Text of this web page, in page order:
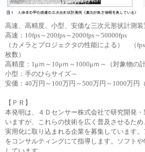
languageLanguage：日本語／English
mailお問い合わせ
languageLanguage：日本語／English
mailお問い合わせ
高速、高精度、小型、安価な三次元形状計測装
高速：10fps～200fps～2000fps～50000fps
（カメラとプロジェクタの性能による） （
枚数）
高精度：1μｍ～10μｍ～1000μｍ～（対象物の
小型：手のひらサイズ～
安価：40万円～100万円～500万円～1000万円
【ＰＲ】
本発明は、４Ｄセンサー株式会社で研究開発
いますが、これらの技術を広く普及させるた
実用化に取り込まれる企業を募集しています
をコンサルティングにて指導します。ソフト